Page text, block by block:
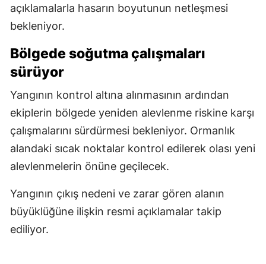
açıklamalarla hasarın boyutunun netleşmesi
bekleniyor.
Bölgede soğutma çalışmaları
sürüyor
Yangının kontrol altına alınmasının ardından
ekiplerin bölgede yeniden alevlenme riskine karşı
çalışmalarını sürdürmesi bekleniyor. Ormanlık
alandaki sıcak noktalar kontrol edilerek olası yeni
alevlenmelerin önüne geçilecek.
Yangının çıkış nedeni ve zarar gören alanın
büyüklüğüne ilişkin resmi açıklamalar takip
ediliyor.